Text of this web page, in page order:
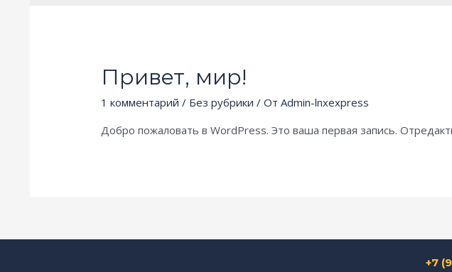
Привет, мир!
1 комментарий / Без рубрики / От Admin-lnxexpress
Добро пожаловать в WordPress. Это ваша первая запись.
+7